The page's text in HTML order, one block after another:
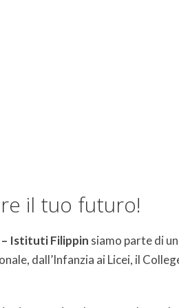
il tuo futuro!
– Istituti Filippin siamo parte di
dall’Infanzia ai Licei, il